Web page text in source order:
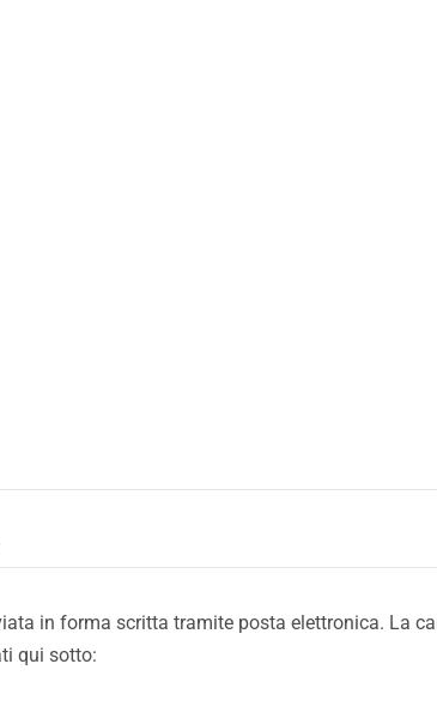
in forma scritta tramite posta elettronica. La
qui sotto: